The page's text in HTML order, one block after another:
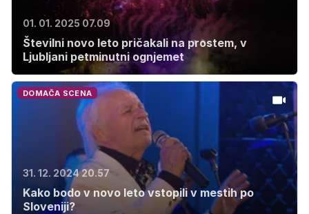
01. 01. 2025 07.09
Številni novo leto pričakali na prostem, v
Ljubljani petminutni ognjemet
DOMAČA SCENA
31. 12. 2024 20.57
Kako bodo v novo leto vstopili v mestih po
Sloveniji?